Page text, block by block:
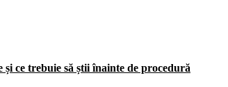
ce trebuie să știi înainte de procedură